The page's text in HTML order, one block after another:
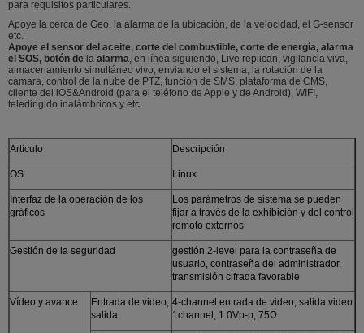
para requisitos particulares.
Apoye la cerca de Geo, la alarma de la ubicación, de la velocidad, el G-sensor
etc.
Apoye el sensor del aceite, corte del combustible, corte de energía, alarma
el SOS, botón de la alarma, en línea siguiendo, Live replican, vigilancia viva,
almacenamiento simultáneo vivo, enviando el sistema, la rotación de la
cámara, control de la nube de PTZ, función de SMS, plataforma de CMS,
cliente del iOS&Android (para el teléfono de Apple y de Android), WIFI,
teledirigido inalámbricos y etc.
Artículo Descripción
OS Linux
Interfaz de la operación de los
gráficos
Los parámetros de sistema se pueden
fijar a través de la exhibición y del control
remoto externos
Gestión de la seguridad
gestión 2-level para la contraseña de
usuario, contraseña del administrador,
transmisión cifrada favorable
Vídeo y avance
Entrada de video,
salida
4-channel entrada de video, salida video
1channel; 1.0Vp-p, 75Ω